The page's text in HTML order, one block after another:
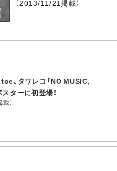
（2013/11/21掲載）
、タワレコ「NO MUSIC,
ターに初登場！
）